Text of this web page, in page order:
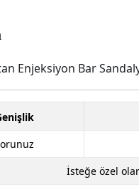
Enjeksiyon Bar
İsteğe özel